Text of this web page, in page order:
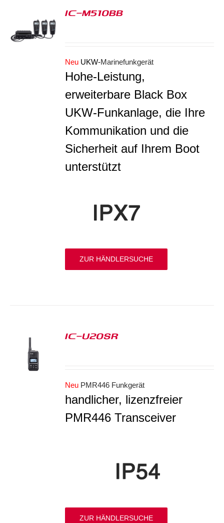
IC-M510BB
Neu UKW-Marinefunkgerät
Hohe-Leistung,
erweiterbare Black Box
UKW-Funkanlage, die Ihre
Kommunikation und die
Sicherheit auf Ihrem Boot
unterstützt
ZUR HÄNDLERSUCHE
IC-U20SR
Neu PMR446 Funkgerät
handlicher, lizenzfreier
PMR446 Transceiver
ZUR HÄNDLERSUCHE